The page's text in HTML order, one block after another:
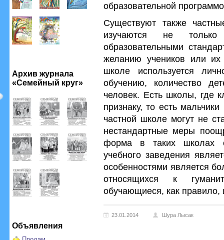
Архив журнала
«Семейный круг»
Объявления
образовательной
Существуют также
изучаются не только
образовательными
желанию учеников или
школе используется
обучению, количество
человек. Есть школы, где
признаку, то есть
частной школе могут не
нестандартные меры
форма в таких школах
учебного заведения
особенностями является
относящихся к
обучающиеся, как правило,
23.01.2014 Шура Лысак